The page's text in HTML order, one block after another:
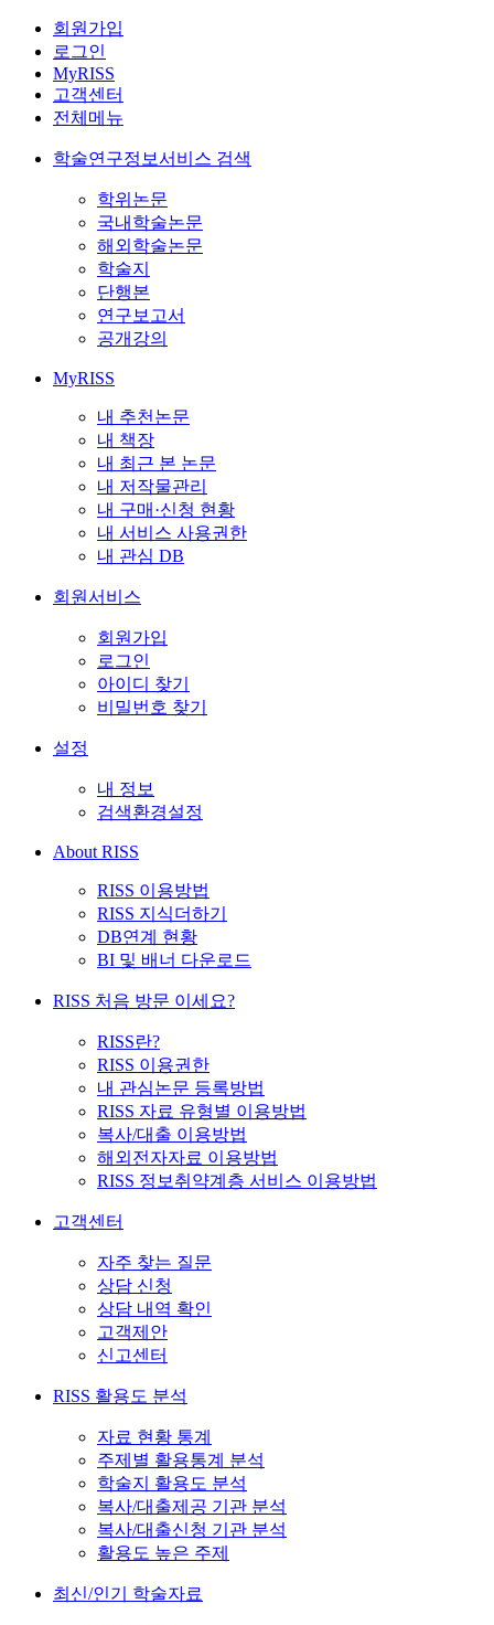
회원가입
로그인
MyRISS
고객센터
전체메뉴
학술연구정보서비스 검색
학위논문
국내학술논문
해외학술논문
학술지
단행본
연구보고서
공개강의
MyRISS
내 추천논문
내 책장
내 최근 본 논문
내 저작물관리
내 구매·신청 현황
내 서비스 사용권한
내 관심 DB
회원서비스
회원가입
로그인
아이디 찾기
비밀번호 찾기
설정
내 정보
검색환경설정
About RISS
RISS 이용방법
RISS 지식더하기
DB연계 현황
BI 및 배너 다운로드
RISS 처음 방문 이세요?
RISS란?
RISS 이용권한
내 관심논문 등록방법
RISS 자료 유형별 이용방법
복사/대출 이용방법
해외전자자료 이용방법
RISS 정보취약계층 서비스 이용방법
고객센터
자주 찾는 질문
상담 신청
상담 내역 확인
고객제안
신고센터
RISS 활용도 분석
자료 현황 통계
주제별 활용통계 분석
학술지 활용도 분석
복사/대출제공 기관 분석
복사/대출신청 기관 분석
활용도 높은 주제
최신/인기 학술자료